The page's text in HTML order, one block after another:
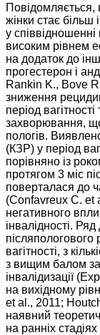
Повідомляється,
жінки стає більш
у співвідношенні
високим рівнем
на додаток до
прогестерон і
Rankin K., Bove
зниження
період
захворювання, що
пологів.
(КЗР) у період
порівняно із
протягом 3 міс
поверталася до
(Confavreux C. et
негативного
інвалідності.
вагітності, з
з вищим балом
інвалідизації
на вихідному
et al., 2011;
наявний
на ранніх